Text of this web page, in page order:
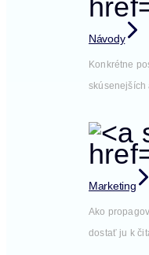
Návody
Konkrétne
skúsenejších
Marketing
Ako
dostať ju k